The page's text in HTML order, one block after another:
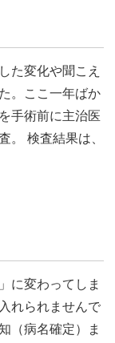
た変化や聞こえ
。ここ一年ばか
手術前に主治医
。 検査結果は、
に変わってしま
れられませんで
（病名確定）ま